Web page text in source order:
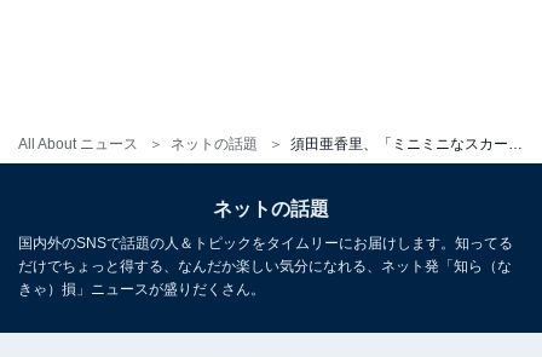
All About ニュース ネットの話題
ネットの話題
国内外のSNSで話題の人＆トピックをタイムリーにお届けします。知ってる
だけでちょっと得する、なんだか楽しい気分になれる、ネット発「知ら（な
きゃ）損」ニュースが盛りだくさん。